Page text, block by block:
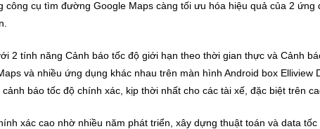
công cụ tìm đường Google Maps càng tối ưu hóa hiệu quả của 2
2 tính năng Cảnh báo tốc độ giới hạn theo thời gian thực và Cảnh
và nhiều ứng dụng khác nhau trên màn hình Android box
cảnh báo tốc độ chính xác, kịp thời nhất cho các tài xế, đặc biệt trên
xác cao nhờ nhiều năm phát triển, xây dựng thuật toán và data